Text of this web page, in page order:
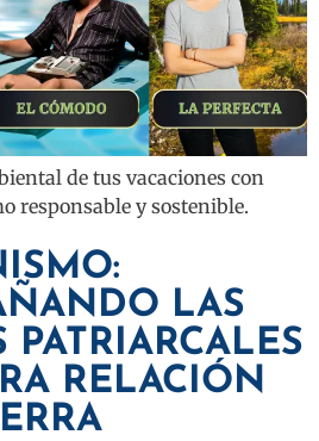
de tus vacaciones con
responsable y sostenible.
LAS
PATRIARCALES
RELACIÓN